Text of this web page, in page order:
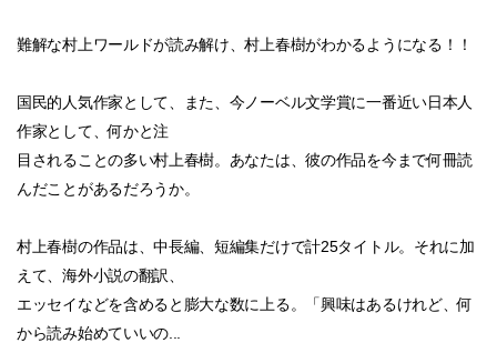
難解な村上ワールドが読み解け、村上春樹がわかるようになる！！
国民的人気作家として、また、今ノーベル文学賞に一番近い日本人
作家として、何かと注
目されることの多い村上春樹。あなたは、彼の作品を今まで何冊読
んだことがあるだろうか。
村上春樹の作品は、中長編、短編集だけで計25タイトル。それに加
えて、海外小説の翻訳、
エッセイなどを含めると膨大な数に上る。「興味はあるけれど、何
から読み始めていいの...